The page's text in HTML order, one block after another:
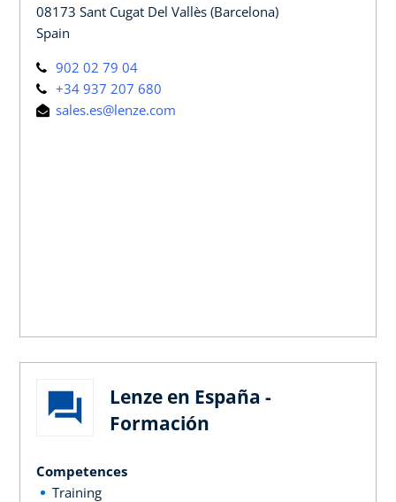
08173 Sant Cugat Del Vallès (Barcelona)
Spain
902 02 79 04
+34 937 207 680
sales.es@lenze.com
Lenze en España -
Formación
Competences
Training